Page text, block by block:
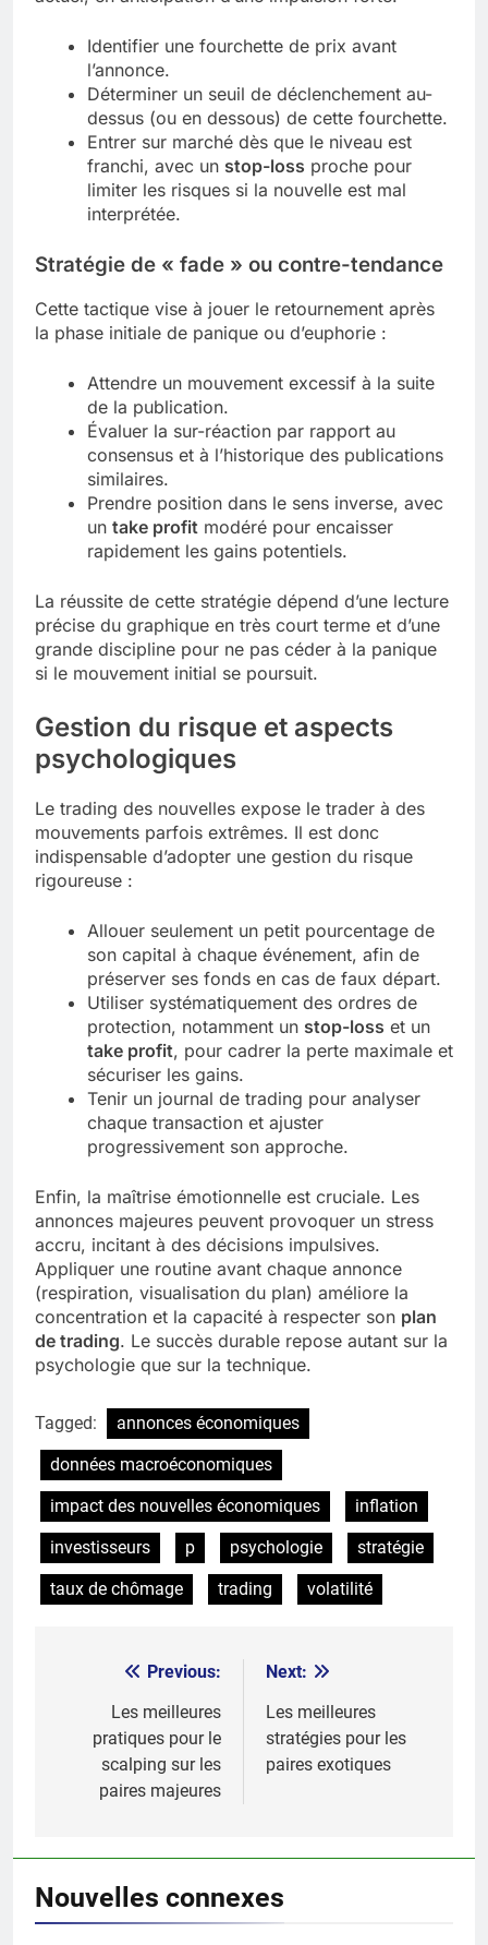
Identifier une fourchette de prix avant
l’annonce.
Déterminer un seuil de déclenchement au-
dessus (ou en dessous) de cette fourchette.
Entrer sur marché dès que le niveau est
franchi, avec un stop-loss proche pour
limiter les risques si la nouvelle est mal
interprétée.
Stratégie de « fade » ou contre-tendance
Cette tactique vise à jouer le retournement après
la phase initiale de panique ou d’euphorie :
Attendre un mouvement excessif à la suite
de la publication.
Évaluer la sur-réaction par rapport au
consensus et à l’historique des publications
similaires.
Prendre position dans le sens inverse, avec
un take profit modéré pour encaisser
rapidement les gains potentiels.
La réussite de cette stratégie dépend d’une lecture
précise du graphique en très court terme et d’une
grande discipline pour ne pas céder à la panique
si le mouvement initial se poursuit.
Gestion du risque et aspects
psychologiques
Le trading des nouvelles expose le trader à des
mouvements parfois extrêmes. Il est donc
indispensable d’adopter une gestion du risque
rigoureuse :
Allouer seulement un petit pourcentage de
son capital à chaque événement, afin de
préserver ses fonds en cas de faux départ.
Utiliser systématiquement des ordres de
protection, notamment un stop-loss et un
take profit, pour cadrer la perte maximale et
sécuriser les gains.
Tenir un journal de trading pour analyser
chaque transaction et ajuster
progressivement son approche.
Enfin, la maîtrise émotionnelle est cruciale. Les
annonces majeures peuvent provoquer un stress
accru, incitant à des décisions impulsives.
Appliquer une routine avant chaque annonce
(respiration, visualisation du plan) améliore la
concentration et la capacité à respecter son plan
de trading. Le succès durable repose autant sur la
psychologie que sur la technique.
Tagged:
annonces économiques
données macroéconomiques
impact des nouvelles économiques
inflation
investisseurs
p psychologie
stratégie
taux de chômage
trading volatilité
navigation
Previous:
Les meilleures
pratiques pour le
scalping sur les
paires majeures
Next:
Les meilleures
stratégies pour les
paires exotiques
Nouvelles connexes